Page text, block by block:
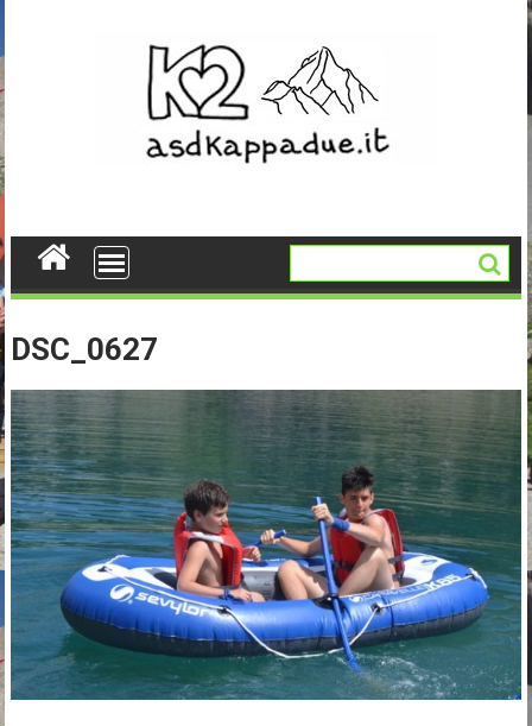
content
DSC_0627